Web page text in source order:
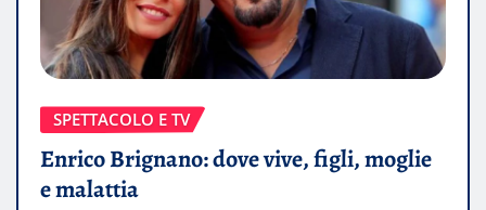
SPETTACOLO E TV
Enrico Brignano: dove vive, figli, moglie
e malattia